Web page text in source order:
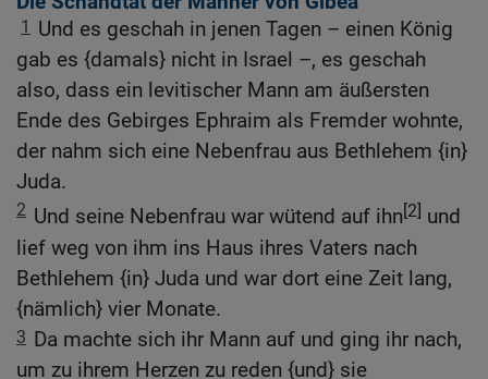
1
Und es geschah in jenen Tagen – einen König
gab es {damals} nicht in Israel –, es geschah
also, dass ein levitischer Mann am äußersten
Ende des Gebirges Ephraim als Fremder wohnte,
der nahm sich eine Nebenfrau aus Bethlehem {in}
Juda.
2 Und seine Nebenfrau war wütend auf ihn[2] und
lief weg von ihm ins Haus ihres Vaters nach
Bethlehem {in} Juda und war dort eine Zeit lang,
{nämlich} vier Monate.
3 Da machte sich ihr Mann auf und ging ihr nach,
um zu ihrem Herzen zu reden {und} sie